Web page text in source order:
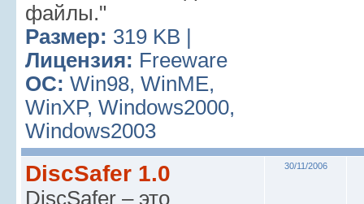
файлы."
Размер: 319 KB |
Лицензия: Freeware
ОС: Win98, WinME,
WinXP, Windows2000,
Windows2003
DiscSafer 1.0
DiscSafer – это
30/11/2006